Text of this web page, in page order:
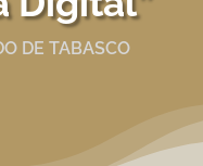
DE TABASCO